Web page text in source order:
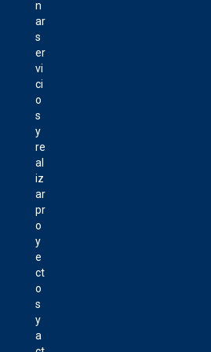
n
ar
s
er
vi
ci
o
s
y
re
al
iz
ar
pr
o
y
e
ct
o
s
y
a